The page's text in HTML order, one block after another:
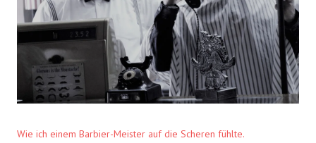
Wie ich einem Barbier-Meister auf die Scheren fühlte.